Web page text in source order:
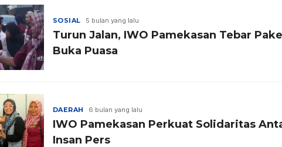
SOSIAL 5 bulan yang lalu
Turun Jalan, IWO Pamekasan Tebar
Buka Puasa
DAERAH 6 bulan yang lalu
IWO Pamekasan Perkuat Solidaritas
Insan Pers